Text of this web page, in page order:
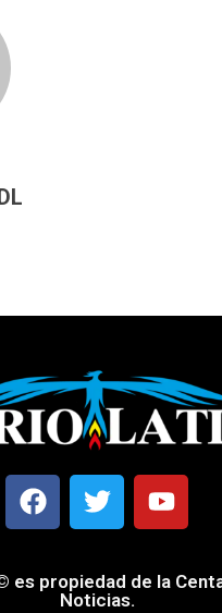
es propiedad de la
Noticias.